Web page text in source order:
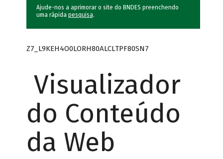
Ajude-nos a aprimorar o site do BNDES preenchendo
uma rápida pesquisa.
Z7_L9KEH4O0LORH80ALCLTPF80SN7
Visualizador
do Conteúdo
da Web